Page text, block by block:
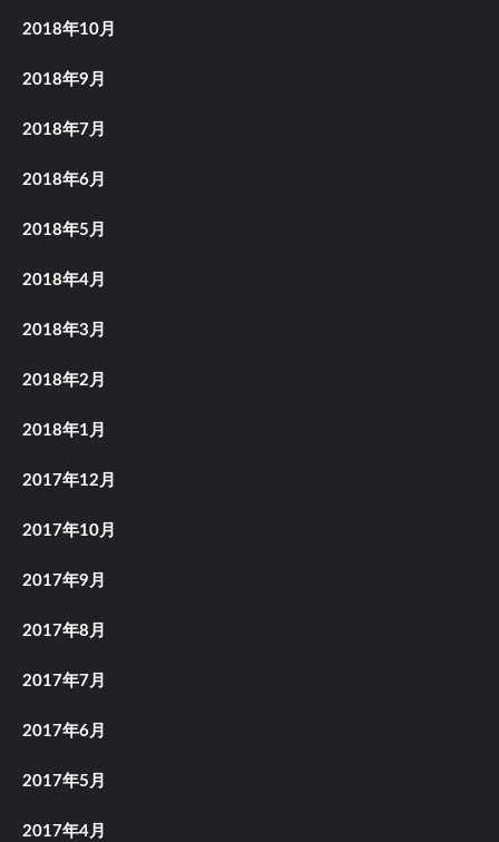
2018年10月
2018年9月
2018年7月
2018年6月
2018年5月
2018年4月
2018年3月
2018年2月
2018年1月
2017年12月
2017年10月
2017年9月
2017年8月
2017年7月
2017年6月
2017年5月
2017年4月